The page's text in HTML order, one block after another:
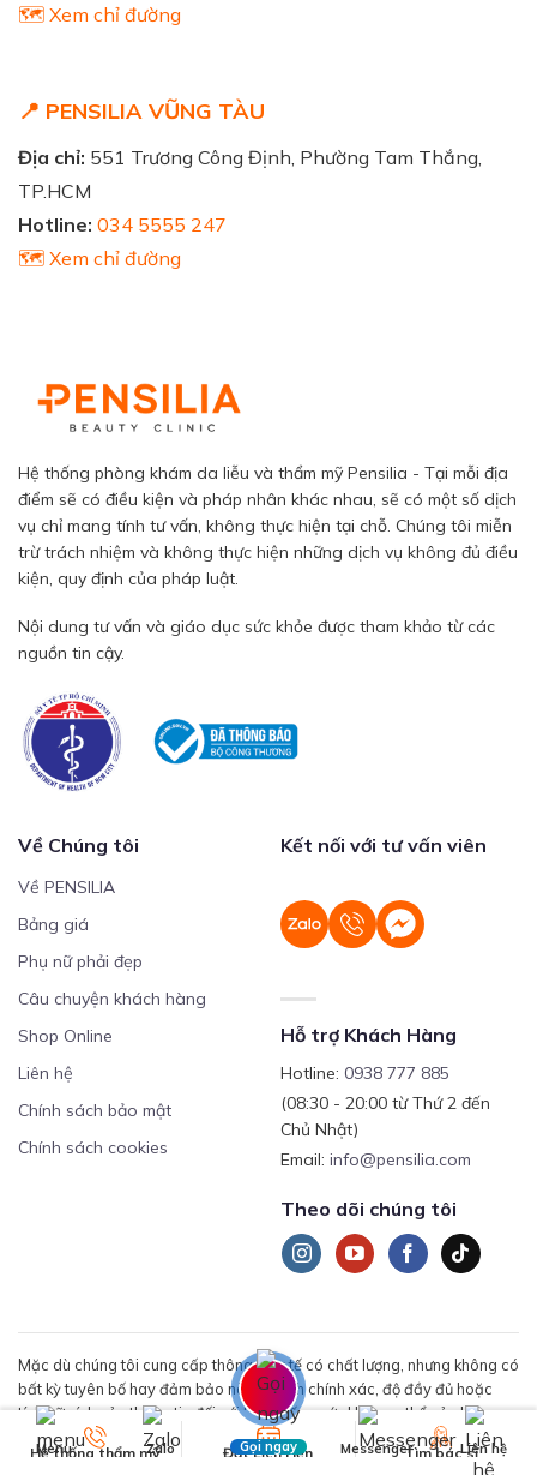
🗺️ Xem chỉ đường
📍 PENSILIA VŨNG TÀU
Địa chỉ: 551 Trương Công Định, Phường Tam Thắng,
TP.HCM
Hotline: 034 5555 247
🗺️ Xem chỉ đường
Hệ thống phòng khám da liễu và thẩm mỹ Pensilia - Tại mỗi địa
điểm sẽ có điều kiện và pháp nhân khác nhau, sẽ có một số dịch
vụ chỉ mang tính tư vấn, không thực hiện tại chỗ. Chúng tôi miễn
trừ trách nhiệm và không thực hiện những dịch vụ không đủ điều
kiện, quy định của pháp luật.
Nội dung tư vấn và giáo dục sức khỏe được tham khảo từ các
nguồn tin cậy.
Về Chúng tôi
Về PENSILIA
Bảng giá
Phụ nữ phải đẹp
Câu chuyện khách hàng
Shop Online
Liên hệ
Chính sách bảo mật
Chính sách cookies
Kết nối với tư vấn viên
Hỗ trợ Khách Hàng
Hotline: 0938 777 885
(08:30 - 20:00 từ Thứ 2 đến
Chủ Nhật)
Email: info@pensilia.com
Theo dõi chúng tôi
Mặc dù chúng tôi cung cấp thông tin y tế có chất lượng, nhưng không có
bất kỳ tuyên bố hay đảm bảo nào về tính chính xác, độ đầy đủ hoặc
tính hữu ích của thông tin đối với tình huống sức khỏe cụ thể của bạn.
Hệ thống Phòng khám Chuyên khoa Da liễu & Thẩm mỹ Pensilia – Được
Hệ thống thẩm mỹ Đặt Lịch Hẹn Tìm bác sĩ
Menu Zalo Gọi ngay Messenger Liên hệ